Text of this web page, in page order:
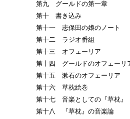
第九 グールドの第一章
第十 書き込み
第十一 志保田の娘のノート
第十二 ラジオ番組
第十三 オフェーリア
第十四 グールドのオフェーリ
第十五 漱石のオフェーリア
第十六 草枕絵巻
第十七 音楽としての『草枕』
第十八 『草枕』の音楽論